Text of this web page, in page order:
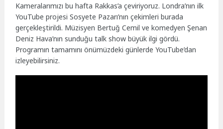
Kameralarımızı bu hafta Rakkas’a çeviriyoruz. Londra’nın ilk
YouTube projesi Sosyete Pazarı’nın çekimleri burada
gerçekleştirildi. Müzisyen Bertuğ Cemil ve komedyen Şenan
Deniz Hava’nın sunduğu talk show büyük ilgi gördü.
Programın tamamını önümüzdeki günlerde YouTube’dan
izleyebilirsiniz.